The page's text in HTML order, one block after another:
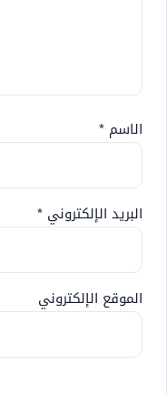
الاسم *
البريد الإلكتروني *
الموقع الإلكتروني